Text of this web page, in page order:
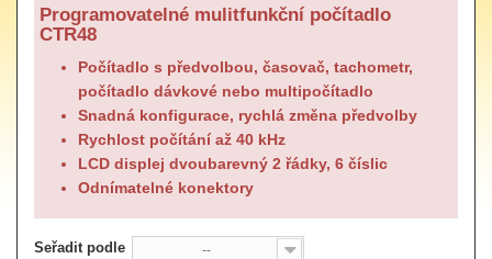
Programovatelné mulitfunkční počítadlo
CTR48
Počítadlo s předvolbou, časovač, tachometr,
počítadlo dávkové nebo multipočítadlo
Snadná konfigurace, rychlá změna předvolby
Rychlost počítání až 40 kHz
LCD displej dvoubarevný 2 řádky, 6 číslic
Odnímatelné konektory
Seřadit podle --